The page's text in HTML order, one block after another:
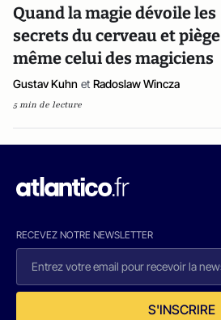
Quand la magie dévoile les
secrets du cerveau et piège
même celui des magiciens
Gustav Kuhn et Radoslaw Wincza
5 min de lecture
RECEVEZ NOTRE NEWSLETTER
S'INSCRIRE